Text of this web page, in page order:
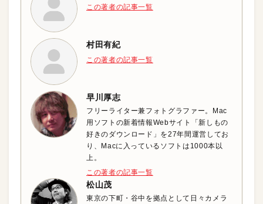
この著者の記事一覧
村田有紀
この著者の記事一覧
早川厚志
フリーライター兼フォトグラファー。Mac
用ソフトの新着情報Webサイト「新しもの
好きのダウンロード」を27年間運営してお
り、Macに入っているソフトは1000本以
上。
この著者の記事一覧
松山茂
東京の下町・谷中を拠点として日々カメラ